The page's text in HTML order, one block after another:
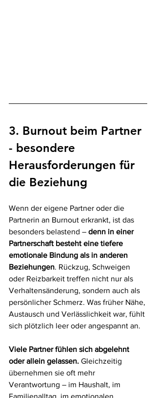
3. Burnout beim Partner
- besondere
Herausforderungen für
die Beziehung
Wenn der eigene Partner oder die
Partnerin an Burnout erkrankt, ist das
besonders belastend – denn in einer
Partnerschaft besteht eine tiefere
emotionale Bindung als in anderen
Beziehungen. Rückzug, Schweigen
oder Reizbarkeit treffen nicht nur als
Verhaltensänderung, sondern auch als
persönlicher Schmerz. Was früher Nähe,
Austausch und Verlässlichkeit war, fühlt
sich plötzlich leer oder angespannt an.
Viele Partner fühlen sich abgelehnt
oder allein gelassen. Gleichzeitig
übernehmen sie oft mehr
Verantwortung – im Haushalt, im
Familienalltag, im emotionalen